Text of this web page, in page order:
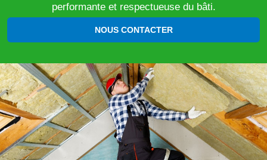
performante et respectueuse du bâti.
NOUS CONTACTER